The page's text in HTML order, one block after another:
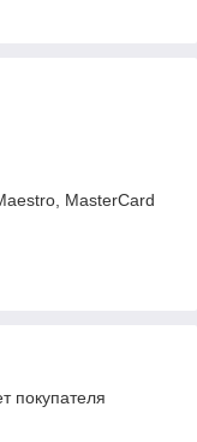
MasterCard
покупателя